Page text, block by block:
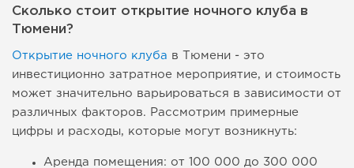
Сколько стоит открытие ночного клуба в
Тюмени?
Открытие ночного клуба в Тюмени - это
инвестиционно затратное мероприятие, и стоимость
может значительно варьироваться в зависимости от
различных факторов. Рассмотрим примерные
цифры и расходы, которые могут возникнуть:
Аренда помещения: от 100 000 до 300 000